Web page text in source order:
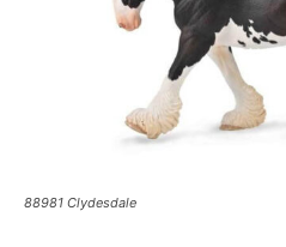
88981 Clydesdale